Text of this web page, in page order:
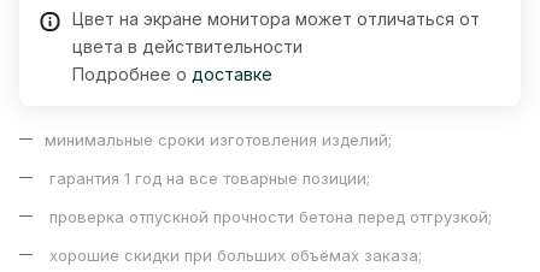
Цвет на экране монитора может отличаться от
цвета в действительности
Подробнее о доставке
минимальные сроки изготовления изделий;
гарантия 1 год на все товарные позиции;
проверка отпускной прочности бетона перед отгрузкой;
хорошие скидки при больших объёмах заказа;